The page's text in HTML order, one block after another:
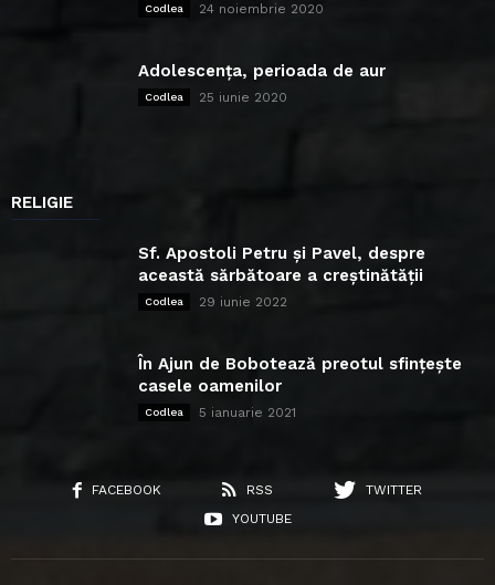
Codlea 24 noiembrie 2020
Adolescența, perioada de aur
Codlea 25 iunie 2020
RELIGIE
Sf. Apostoli Petru și Pavel, despre
această sărbătoare a creștinătății
Codlea 29 iunie 2022
În Ajun de Bobotează preotul sfințește
casele oamenilor
Codlea 5 ianuarie 2021
FACEBOOK RSS
TWITTER
YOUTUBE